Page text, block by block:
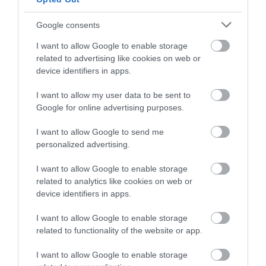
Google consents
I want to allow Google to enable storage
related to advertising like cookies on web or
device identifiers in apps.
I want to allow my user data to be sent to
Google for online advertising purposes.
I want to allow Google to send me
personalized advertising.
I want to allow Google to enable storage
related to analytics like cookies on web or
device identifiers in apps.
I want to allow Google to enable storage
related to functionality of the website or app.
I want to allow Google to enable storage